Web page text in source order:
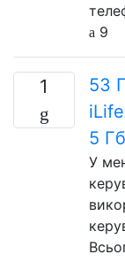
9
1
53
5
У